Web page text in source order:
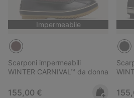
Impermeabile
Scarponi impermeabili
WINTER CARNIVAL™ da donna
Regular price:
155,00 €